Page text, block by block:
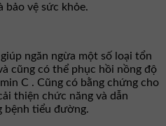
bảo vệ sức khỏe.
ngăn ngừa một số loại tổn
cũng có thể phục hồi nồng độ
C . Cũng có bằng chứng cho
thiện chức năng và dẫn
bệnh tiểu đường.